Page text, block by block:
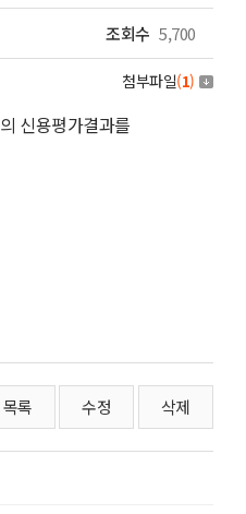
조회수 5,700
첨부파일(1)
신용평가결과를
목록 수정 삭제